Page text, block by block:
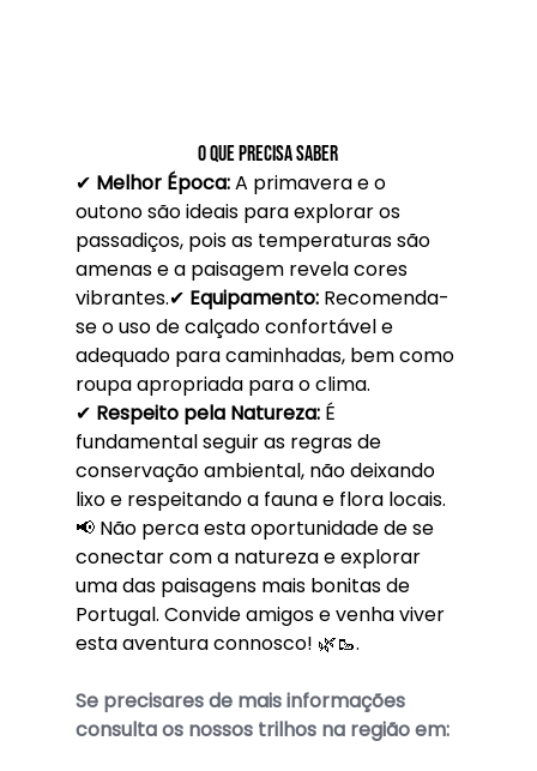
O Que Precisa Saber
✔ Melhor Época: A primavera e o
outono são ideais para explorar os
passadiços, pois as temperaturas são
amenas e a paisagem revela cores
vibrantes.✔ Equipamento: Recomenda-
se o uso de calçado confortável e
adequado para caminhadas, bem como
roupa apropriada para o clima.
✔ Respeito pela Natureza: É
fundamental seguir as regras de
conservação ambiental, não deixando
lixo e respeitando a fauna e flora locais.
📢 Não perca esta oportunidade de se
conectar com a natureza e explorar
uma das paisagens mais bonitas de
Portugal. Convide amigos e venha viver
esta aventura connosco! 🌿🥾.
Se precisares de mais informações
consulta os nossos trilhos na região em: